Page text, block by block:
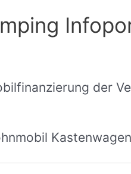
der